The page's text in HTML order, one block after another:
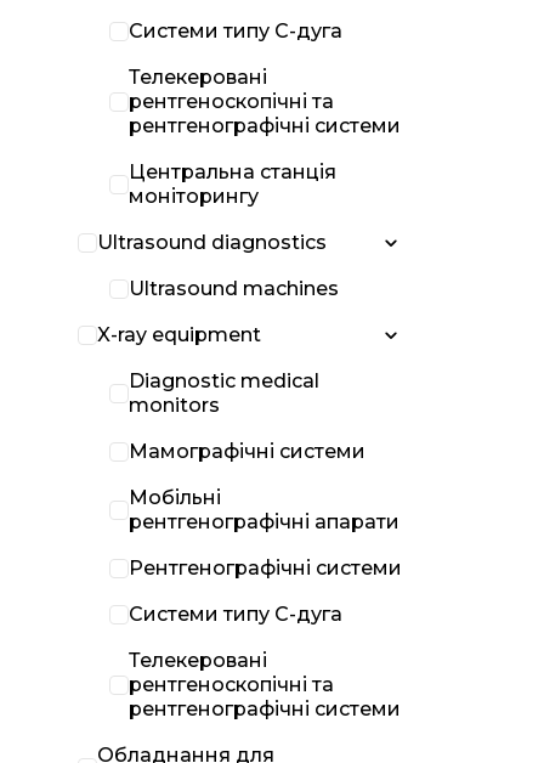
Системи типу С-дуга
Телекеровані
рентгеноскопічні та
рентгенографічні системи
Центральна станція
моніторингу
Ultrasound diagnostics
Ultrasound machines
X-ray equipment
Diagnostic medical
monitors
Мамографічні системи
Мобільні
рентгенографічні апарати
Рентгенографічні системи
Системи типу С-дуга
Телекеровані
рентгеноскопічні та
рентгенографічні системи
Обладнання для